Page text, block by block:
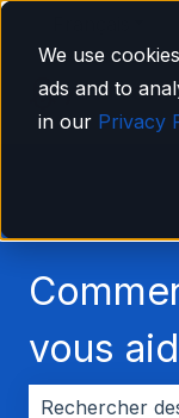
We use
ads and to
in our Privacy
vous